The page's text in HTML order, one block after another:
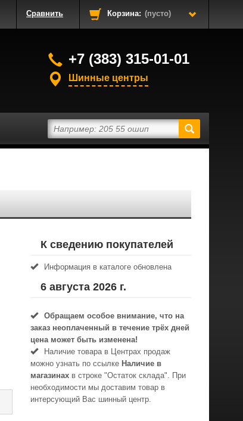
Сравнить Корзина: (пусто)
+7 (383) 315-01-01
Шинные центры
К сведению покупателей
Информация в каталоге обновлена
6 августа 2026 г.
Обращаем особое внимание, что на
заказ неоплаченный в течениe трёх дней
цена может быть изменена!
Наличие товара в Центрах продаж
можно узнать по ссылке Наличие в
магазинах в строке "Остаток склада". При
необходимости мы доставим товар в
интерсующий Вас шинный центр.